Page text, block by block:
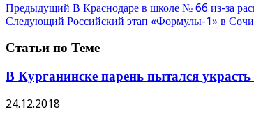
Предыдущий В Краснодаре в школе № 66 из-за
Следующий Российский этап «Формулы-1» в
Статьи по Теме
В Курганинске парень пытался
24.12.2018